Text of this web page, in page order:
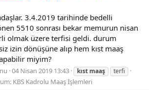
3.4.2019 tarihinde bedelli
5510 sonrası bekar memurun nisan
olmak üzere terfisi geldi. durum
izin dönüşüne alıp hem kıst maaş
miyim?
04 Nisan 2019 13:43 kıst maaş terfi
KBS Kadrolu Maaş İşlemleri